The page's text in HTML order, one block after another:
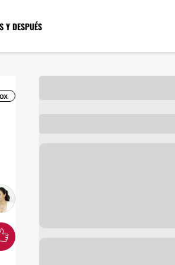
Y DESPUÉS